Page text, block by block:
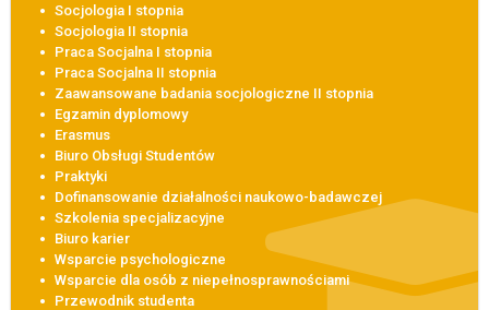
Socjologia I stopnia
Socjologia II stopnia
Praca Socjalna I stopnia
Praca Socjalna II stopnia
Zaawansowane badania socjologiczne II stopnia
Egzamin dyplomowy
Erasmus
Biuro Obsługi Studentów
Praktyki
Dofinansowanie działalności naukowo-badawczej
Szkolenia specjalizacyjne
Biuro karier
Wsparcie psychologiczne
Wsparcie dla osób z niepełnosprawnościami
Przewodnik studenta